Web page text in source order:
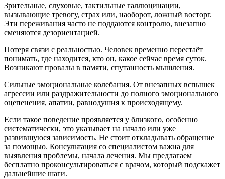
Зрительные, слуховые, тактильные галлюцинации,
вызывающие тревогу, страх или, наоборот, ложный восторг.
Эти переживания часто не поддаются контролю, внезапно
сменяются дезориентацией.
Потеря связи с реальностью. Человек временно перестаёт
понимать, где находится, кто он, какое сейчас время суток.
Возникают провалы в памяти, спутанность мышления.
Сильные эмоциональные колебания. От внезапных вспышек
агрессии или раздражительности до полного эмоционального
оцепенения, апатии, равнодушия к происходящему.
Если такое поведение проявляется у близкого, особенно
систематически, это указывает на начало или уже
развившуюся зависимость. Не стоит откладывать обращение
за помощью. Консультация со специалистом важна для
выявления проблемы, начала лечения. Мы предлагаем
бесплатно проконсультироваться с врачом, который подскажет
дальнейшие шаги.